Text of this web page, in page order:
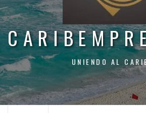
UNIENDO AL